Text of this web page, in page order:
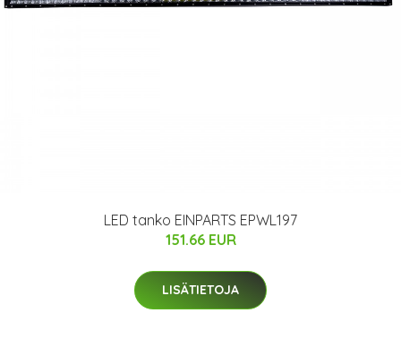
LED tanko EINPARTS EPWL197
151.66 EUR
LISÄTIETOJA